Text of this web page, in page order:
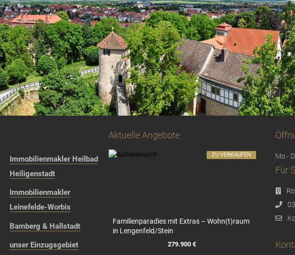
Immobilienmakler Heilbad
Heiligenstadt
Immobilienmakler
Leinefelde-Worbis
Bamberg & Hallstadt
unser Einzugsgebiet
Aktuelle Angebote
Familienparadies mit Extras – Wohn(t)raum
in Lengenfeld/Stein
279.900 €
ZU VERKAUFEN Mo -
Für